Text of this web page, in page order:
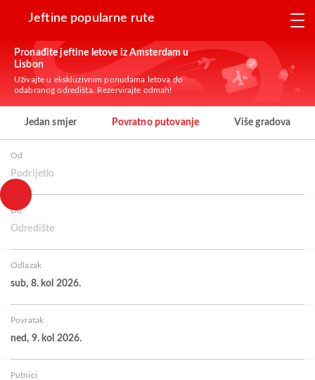
Jeftine popularne rute
Pronađite jeftine letove iz Amsterdam u
Lisbon
Uživajte u ekskluzivnim ponudama letova do
odabranog odredišta. Rezervirajte odmah!
Jedan smjer Povratno putovanje Više gradova
Od
Podrijetlo
Do
Odredište
Odlazak
sub, 8. kol 2026.
Povratak
ned, 9. kol 2026.
Putnici